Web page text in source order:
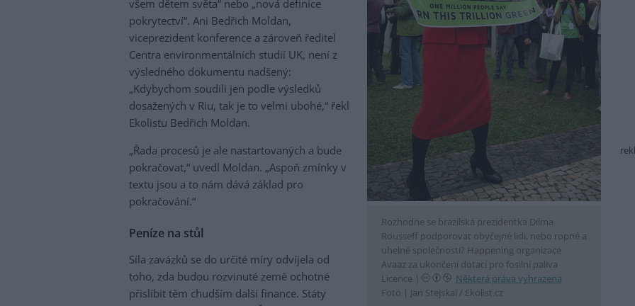
Rozhodne se brazilská prezidentka Dilma
Rousseff podporovat obyčejné lidi, nebo ropné a
uhelné společnosti? Happening organizace
Avaaz za ukončení dotací pro fosilní paliva
Licence |
Některá práva vyhrazena
Foto | Jan Stejskal / Ekolist.cz
všem dětem světa“ nebo „nová definice
pokrytectví“. Ani Bedřich Moldan,
viceprezident konference a zároveň ředitel
Centra environmentálních studií UK, není z
výsledného dokumentu nadšený:
„Kdybychom soudili jen podle výsledků
dosažených v Riu, tak je to velmi ubohé,“ řekl
Ekolistu Bedřich Moldan.
„Řada procesů je ale nastartovaných a bude
pokračovat,“ uvedl Moldan. „Aspoň zmínky v
textu jsou a to nám dává základ pro
pokračování.“
Peníze na stůl
Síla zavázků se do určité míry odvíjela od
toho, zda budou rozvinuté země ochotné
přislíbit těm chudším další finance. Státy